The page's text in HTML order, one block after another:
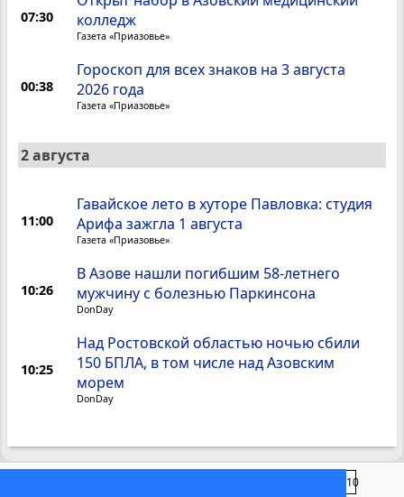
07:30
колледж
Газета «Приазовье»
00:38
Гороскоп для всех знаков на 3 августа
2026 года
Газета «Приазовье»
2 августа
11:00
Гавайское лето в хуторе Павловка: студия
Арифа зажгла 1 августа
Газета «Приазовье»
10:26
В Азове нашли погибшим 58-летнего
мужчину с болезнью Паркинсона
DonDay
10:25
Над Ростовской областью ночью сбили
150 БПЛА, в том числе над Азовским
морем
DonDay
1310